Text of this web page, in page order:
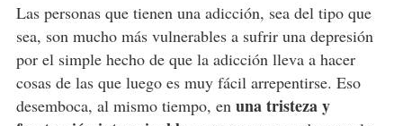
Las personas que tienen una adicción, sea del tipo que
sea, son mucho más vulnerables a sufrir una depresión
por el simple hecho de que la adicción lleva a hacer
cosas de las que luego es muy fácil arrepentirse. Eso
desemboca, al mismo tiempo, en una tristeza y